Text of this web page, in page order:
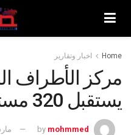
Home اخبار وتقارير
مركز الأطراف
يستقبل 320 مستفيدًا
by mohmmed مارس